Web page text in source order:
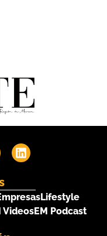
Lifestyle
VideosEM Podcast